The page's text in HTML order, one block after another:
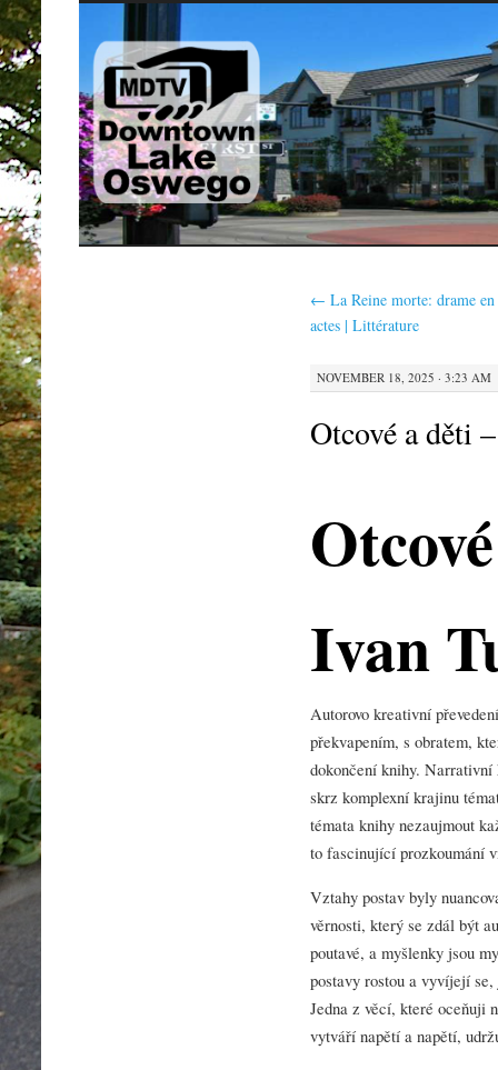
SKIP
TO
CONTENT
← La Reine morte: drame
actes | Littérature
NOVEMBER 18, 2025 · 3:23 AM
Otcové a děti
Ivan
Autorovo kreativní
překvapením, s obratem,
dokončení knihy. Narrativní
skrz komplexní krajinu
témata knihy nezaujmout
to fascinující prozkoumání
Vztahy postav byly
věrnosti, který se zdál být
poutavé, a myšlenky jsou
postavy rostou a vyvíjejí
Jedna z věcí, které oceňuji
vytváří napětí a napětí,